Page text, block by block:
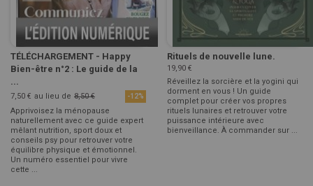
TÉLÉCHARGEMENT - Happy
Bien-être n°2 : Le guide de la
...
7,50 € au lieu de 8,50 € -12%
Apprivoisez la ménopause
naturellement avec ce guide expert
mêlant nutrition, sport doux et
conseils psy pour retrouver votre
équilibre physique et émotionnel.
Un numéro essentiel pour vivre
cette ...
Rituels de nouvelle lune.
19,90 €
Réveillez la sorcière et la yogini qui
dorment en vous ! Un guide
complet pour créer vos propres
rituels lunaires et retrouver votre
puissance intérieure avec
bienveillance. À commander sur ...